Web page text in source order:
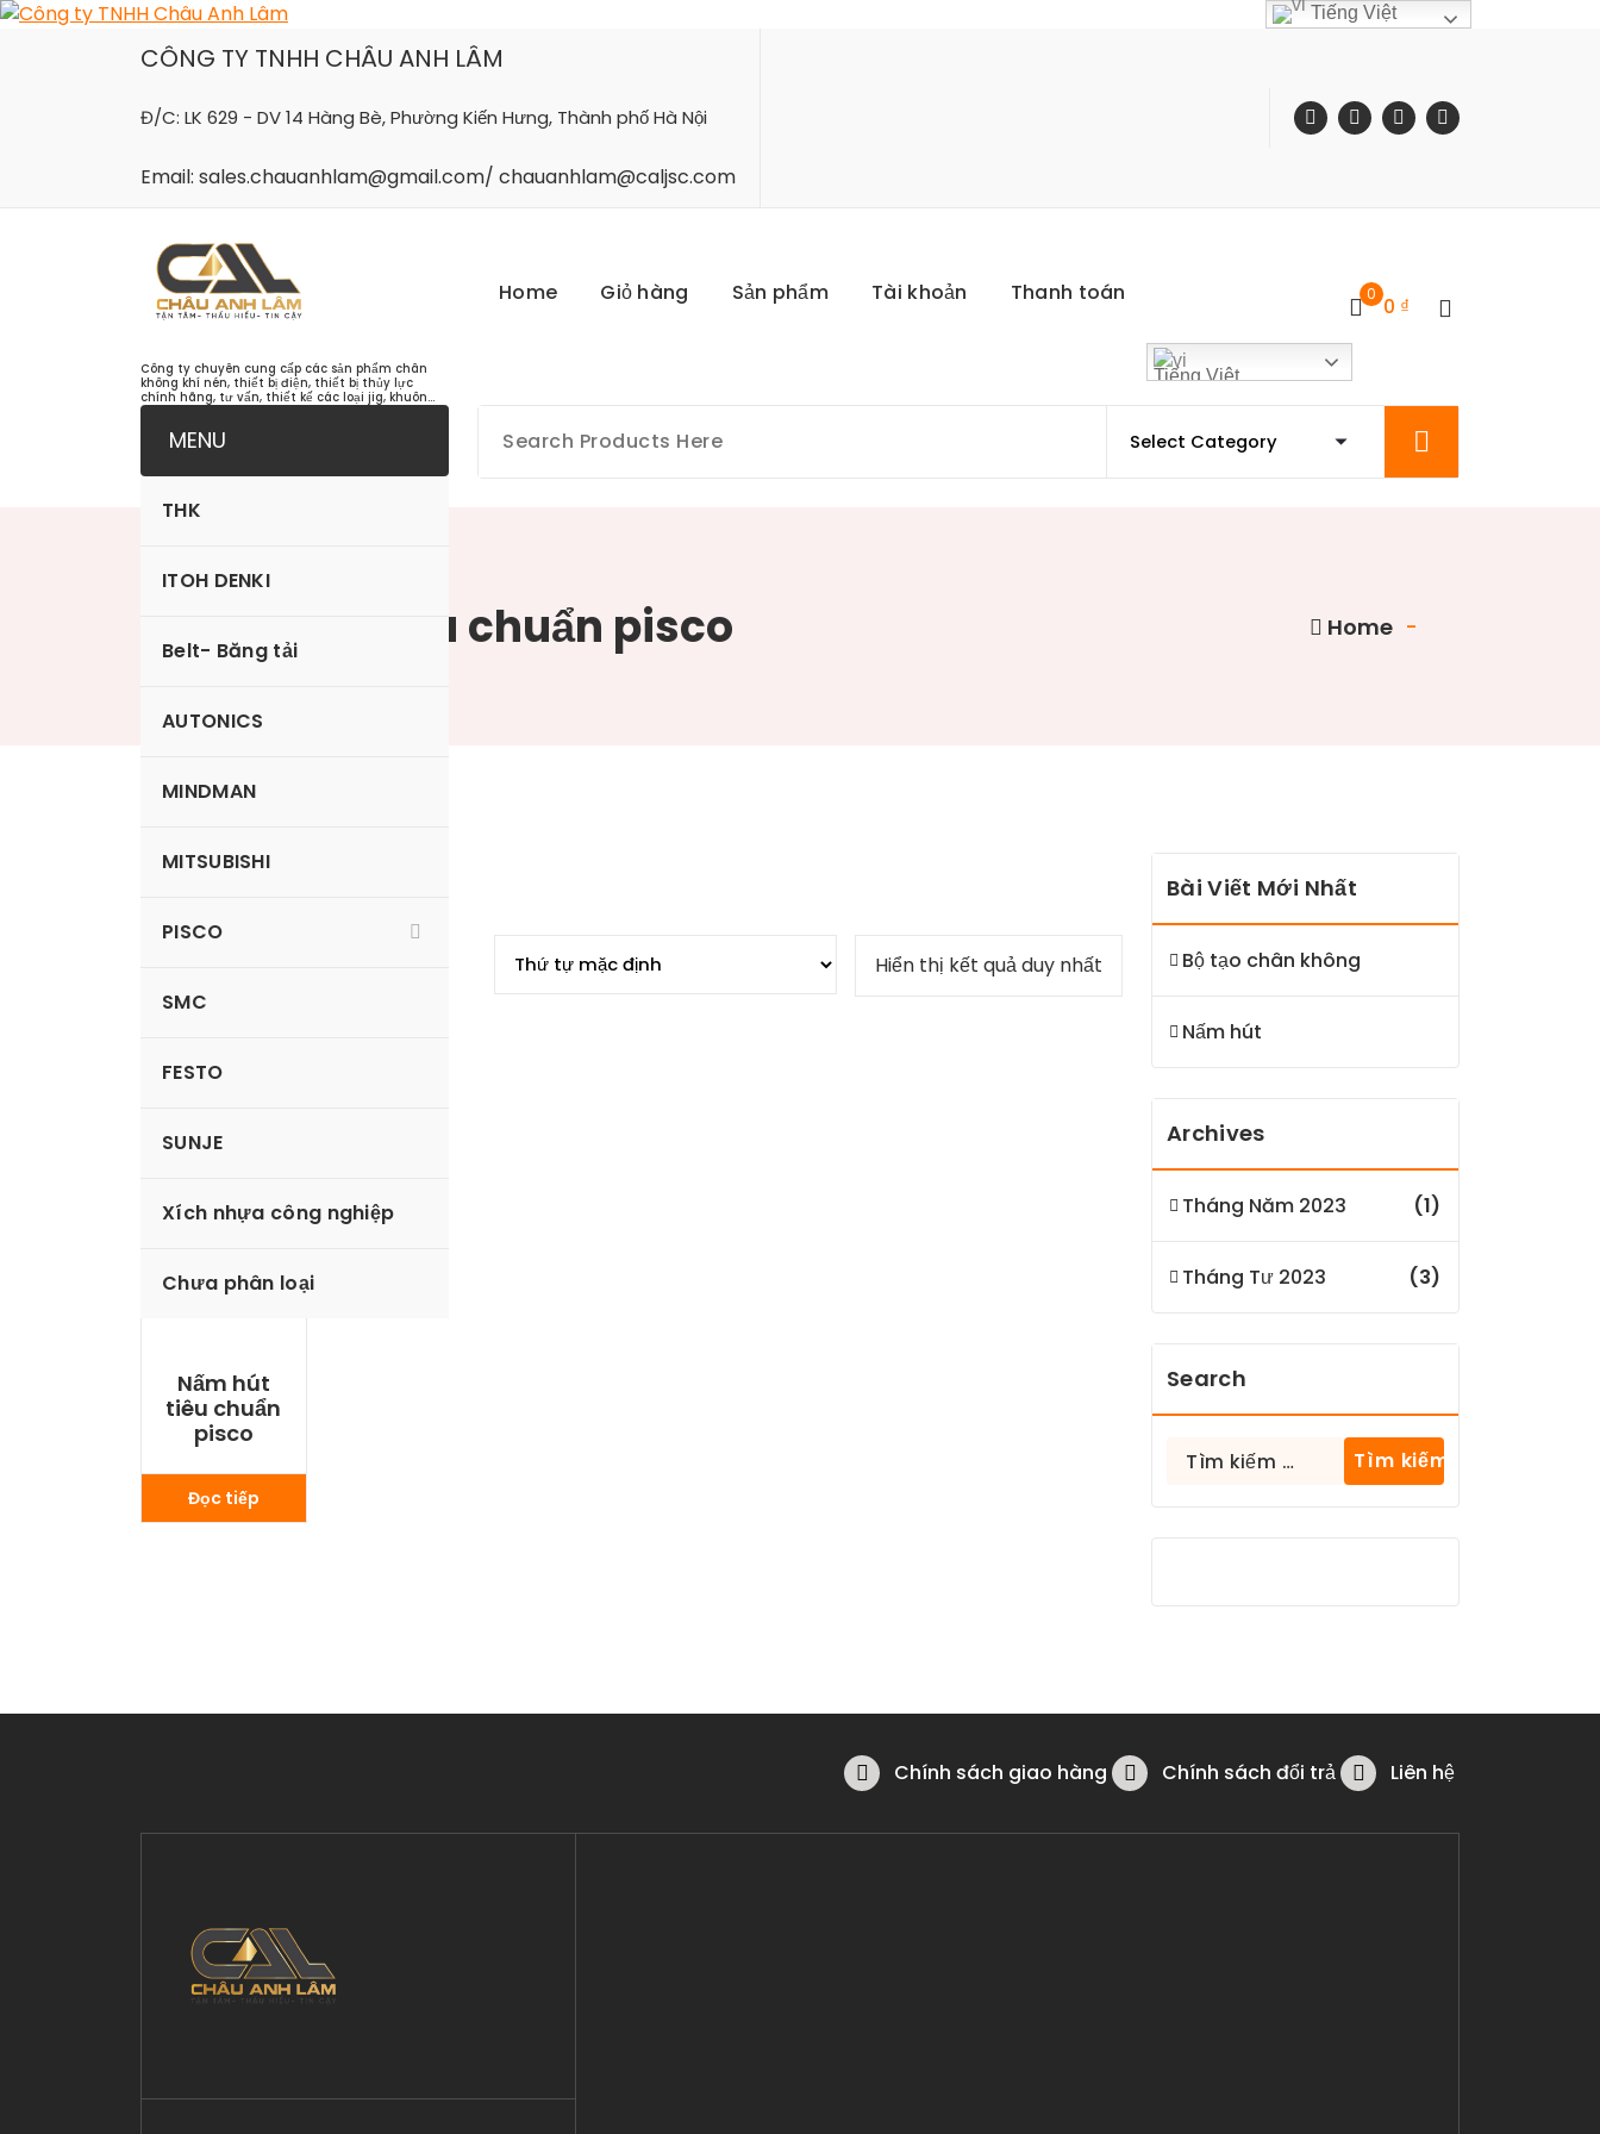
Skip
CÔNG TY TNHH CHÂU ANH LÂM
Đ/C: LK 629 - DV 14 Hàng Bè, Phường Kiến Hưng, Thành phố Hà Nội
Email: sales.chauanhlam@gmail.com/ chauanhlam@caljsc.com
Công ty chuyên cung cấp các sản phẩm chân
không khí nén, thiết bị điện, thiết bị thủy lực
chính hãng, tư vấn, thiết kế các loại jig, khuôn...
Home Giỏ hàng Sản phẩm Tài khoản Thanh toán
Tiếng Việt
0 0 ₫
MENU
THK
ITOH DENKI
Belt- Băng tải
AUTONICS
MINDMAN
MITSUBISHI
PISCO
SMC
FESTO
SUNJE
Xích nhựa công nghiệp
Chưa phân loại
Nấm hút tiêu chuẩn pisco Home -
VP6RN
Hiển thị kết quả duy nhất
Nấm hút
tiêu chuẩn
pisco
Đọc tiếp
Bài Viết Mới Nhất
Bộ tạo chân không
Nấm hút
Archives
Tháng Năm 2023 (1)
Tháng Tư 2023 (3)
Search
Tìm
Chính sách giao hàng Chính sách đổi trả Liên hệ
Tiếng Việt